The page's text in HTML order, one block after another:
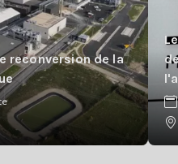
reconversion de la